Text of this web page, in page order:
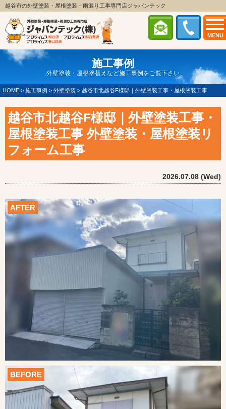
MENU
越谷市の外壁塗装・屋根塗装・雨漏り工事専門店ジャパンテック
施工事例
外壁塗装・屋根塗替えなど施工事例をご覧下さい
HOME > 施工事例 > 外壁塗装 > 越谷市北越谷F様邸｜外壁塗装工事・屋根塗装工事
越谷市北越谷F様邸｜外壁塗装工事・
屋根塗装工事 外壁塗装・屋根塗装リ
フォーム工事
2026.07.08 (Wed)
AFTER
BEFORE